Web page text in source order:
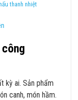
thanh nhiệt
kỳ ai. Sản phẩm
canh, món hầm.